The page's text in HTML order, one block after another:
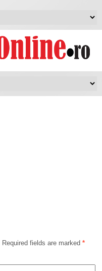
Required fields are marked *